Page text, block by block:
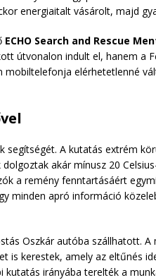
energiaitalt vásárolt, majd
ECHO Search and Rescue
útvonalon indult el, hanem a
elérhetetlenné
segítségét. A kutatás extrém
akár mínusz 20
a remény fenntartásáért
minden apró információ
Oszkár autóba szállhatott.
is kerestek, amely az eltűnés
irányába terelték a